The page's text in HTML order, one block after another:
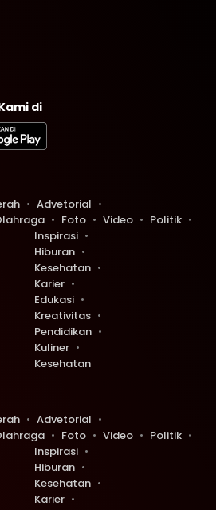
di
Advetorial
Foto Video
Politik
Inspirasi
Hiburan
Kesehatan
Karier
Edukasi
Kreativitas
Pendidikan
Kuliner
Kesehatan
Advetorial
Foto Video
Politik
Inspirasi
Hiburan
Kesehatan
Karier